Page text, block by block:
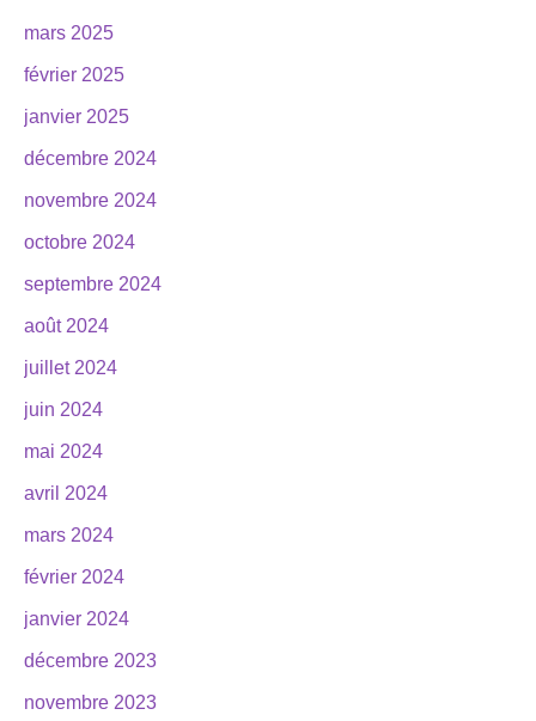
mars 2025
février 2025
janvier 2025
décembre 2024
novembre 2024
octobre 2024
septembre 2024
août 2024
juillet 2024
juin 2024
mai 2024
avril 2024
mars 2024
février 2024
janvier 2024
décembre 2023
novembre 2023